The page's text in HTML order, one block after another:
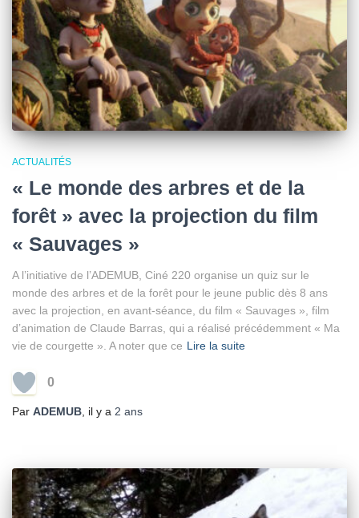
ACTUALITÉS
« Le monde des arbres et de la
forêt » avec la projection du film
« Sauvages »
A l’initiative de l’ADEMUB, Ciné 220 organise un quiz sur le
monde des arbres et de la forêt pour le jeune public dès 8 ans
avec la projection, en avant-séance, du film « Sauvages », film
d’animation de Claude Barras, qui a réalisé précédemment « Ma
vie de courgette ». A noter que ce Lire la suite
0
Par ADEMUB, il y a 2 ans